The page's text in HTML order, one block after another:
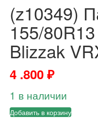
(z10349)
155/
Blizzak
4 .800₽
1 в наличии
Добавить в корзину